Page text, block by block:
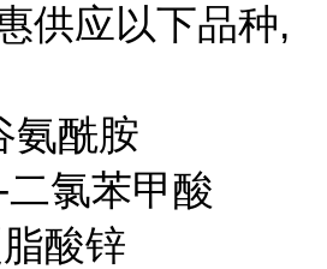
供应以下品种,
氨酰胺
氯苯甲酸
酸锌